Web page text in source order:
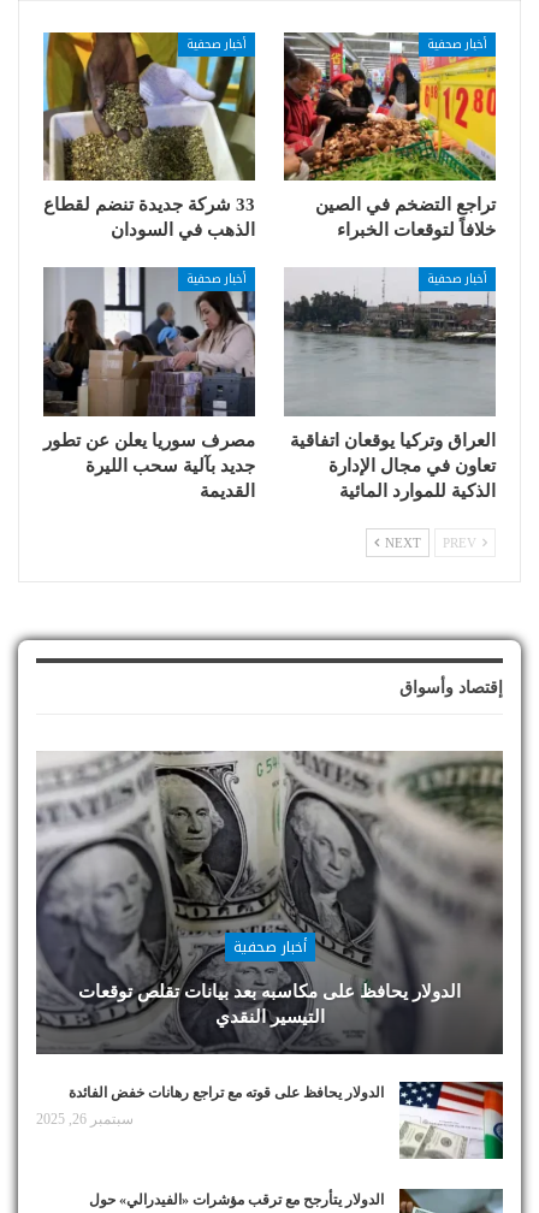
أخبار صحفية
تراجع التضخم في الصين
خلافاً لتوقعات الخبراء
أخبار صحفية
33 شركة جديدة تنضم لقطاع
الذهب في السودان
أخبار صحفية
العراق وتركيا يوقعان اتفاقية
تعاون في مجال الإدارة
الذكية للموارد المائية
أخبار صحفية
مصرف سوريا يعلن عن تطور
جديد بآلية سحب الليرة
القديمة
NEXT
إقتصاد وأسواق
أخبار صحفية
الدولار يحافظ على مكاسبه بعد بيانات تقلص توقعات
التيسير النقدي
الدولار يحافظ على قوته مع تراجع رهانات خفض الفائدة
سبتمبر 26, 2025
الدولار يتأرجح مع ترقب مؤشرات «الفيدرالي» حول